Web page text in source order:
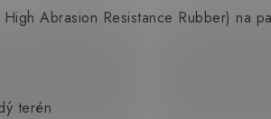
Abrasion Resistance Rubber) na
terén